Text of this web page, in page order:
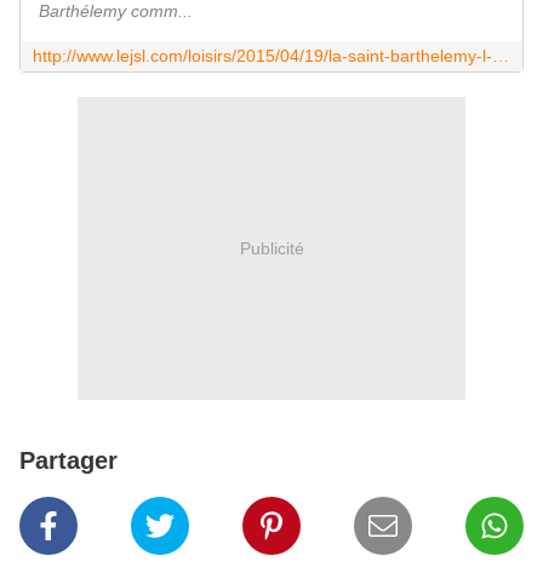
Barthélemy comm...
Publicité
Partager